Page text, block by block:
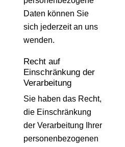
Daten können Sie
sich jederzeit an uns
wenden.
Recht auf
Einschränkung der
Verarbeitung
Sie haben das Recht,
die Einschränkung
der Verarbeitung Ihrer
personenbezogenen